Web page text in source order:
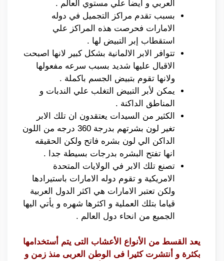
العربي و ايضا علي مستوي العالم .
بسبب تقدم مراكز التجميل في دوله
الامارات فحرصت هذه المراكز علي
استقطاب إبر التبيض لها .
تتوافر الابر الالمانية بشكل كبير لانها اصبحت
الاقبال عليها شديد بسبب سرعه مفعولها
ولانها تقوم بتبيض الجسم باكملة .
يمكن لأبر التبيض التغلب علي الندبات و
المناطق الداكنة .
الكثير من السيدات يعتقدون ان تلك الابر
تغير لون بشرتهم بدرجة 360 درجه من اللون
الداكن الي لون بشره فاتح ولكن الحقيقه
انها تفتح البشره بدرجات بسيطة جدا .
تصنع تلك الابر في الولايات المتحدة
الامريكية و تقوم دوله الامارات باستيرادها
ولكن تعتبر الامارات هي اكثر الدول العربية
قياما بتلك العملية و اكثرها شهره و يأتي اليها
الجميع من انحاء دول العالم .
يعد القسط من الأنواع الأعشاب التى يتم أستخدامها
بكثرة و أنتشرت كثيرا فى الوطن العربى منذ زمن و